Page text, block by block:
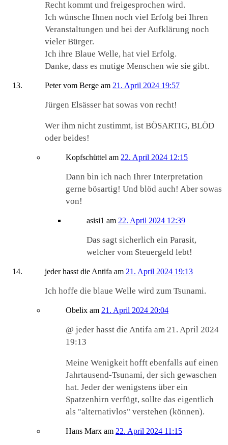
Recht kommt und freigesprochen wird.
Ich wünsche Ihnen noch viel Erfolg bei Ihren
Veranstaltungen und bei der Aufklärung noch
vieler Bürger.
Ich ihre Blaue Welle, hat viel Erfolg.
Danke, dass es mutige Menschen wie sie gibt.
Peter vom Berge am 21. April 2024 19:57
Jürgen Elsässer hat sowas von recht!
Wer ihm nicht zustimmt, ist BÖSARTIG, BLÖD
oder beides!
Kopfschüttel am 22. April 2024 12:15
Dann bin ich nach Ihrer Interpretation
gerne bösartig! Und blöd auch! Aber sowas
von!
asisi1 am 22. April 2024 12:39
Das sagt sicherlich ein Parasit,
welcher vom Steuergeld lebt!
jeder hasst die Antifa am 21. April 2024 19:13
Ich hoffe die blaue Welle wird zum Tsunami.
Obelix am 21. April 2024 20:04
@ jeder hasst die Antifa am 21. April 2024
19:13
Meine Wenigkeit hofft ebenfalls auf einen
Jahrtausend-Tsunami, der sich gewaschen
hat. Jeder der wenigstens über ein
Spatzenhirn verfügt, sollte das eigentlich
als "alternativlos" verstehen (können).
Hans Marx am 22. April 2024 11:15